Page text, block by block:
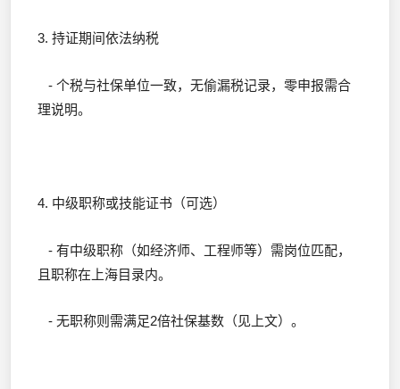
3. 持证期间依法纳税
- 个税与社保单位一致，无偷漏税记录，零申报需合
理说明。
4. 中级职称或技能证书（可选）
- 有中级职称（如经济师、工程师等）需岗位匹配，
且职称在上海目录内。
- 无职称则需满足2倍社保基数（见上文）。